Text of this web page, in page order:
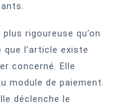
rigoureuse qu’on
que l’article existe
concerné. Elle
module de paiement.
déclenche le